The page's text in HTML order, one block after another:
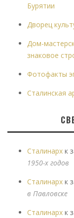
Бурятии
Дворец
Дом-
знаковое
Фотофакты
Сталинская
Сталинарх к
1950-х годов
Сталинарх к
в Павловске
Сталинарх к